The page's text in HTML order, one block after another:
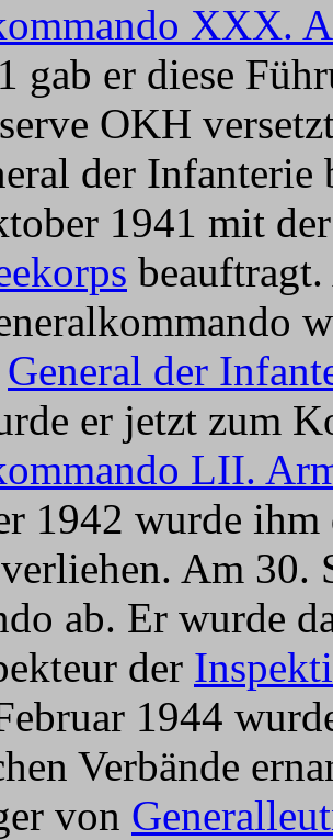
XXX.
gab er diese
OKH
der
1941 mit
General der
er jetzt zum
LII.
1942 wurde
Am 30.
ab. Er wurde
der
1944
Verbände
von